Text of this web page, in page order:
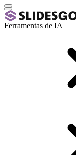
Ferramentas de IA